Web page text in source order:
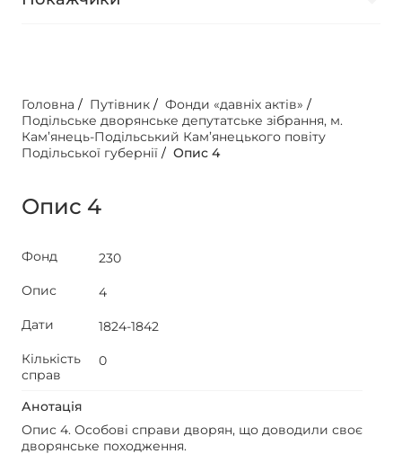
Головна / Путівник / Фонди «давніх актів» /
Подільське дворянське депутатське зібрання, м.
Кам’янець-Подільський Кам’янецького повіту
Подільської губернії / Опис 4
Опис 4
Фонд
230
Опис
4
Дати
1824-1842
Кількість
справ
0
Анотація
Опис 4. Особові справи дворян, що доводили своє
дворянське походження.